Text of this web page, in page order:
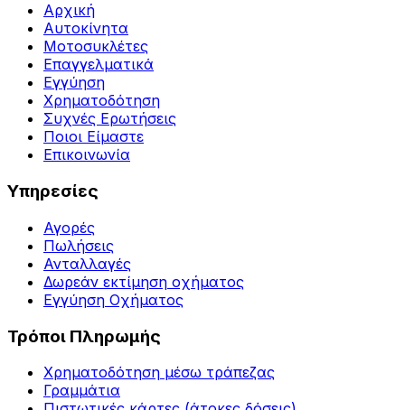
Αρχική
Αυτοκίνητα
Μοτοσυκλέτες
Επαγγελματικά
Εγγύηση
Χρηματοδότηση
Συχνές Ερωτήσεις
Ποιοι Είμαστε
Επικοινωνία
Υπηρεσίες
Αγορές
Πωλήσεις
Ανταλλαγές
Δωρεάν εκτίμηση οχήματος
Εγγύηση Οχήματος
Τρόποι Πληρωμής
Χρηματοδότηση μέσω τράπεζας
Γραμμάτια